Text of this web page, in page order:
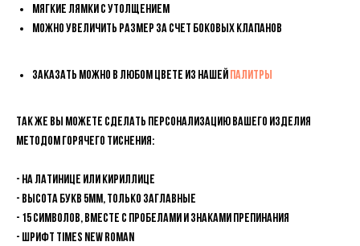
Мягкие лямки с утолщением
Можно увеличить размер за счет боковых клапанов
Заказать можно в любом цвете из нашей палитры
Так же вы можете сделать персонализацию вашего изделия
методом горячего тиснения:
- На латинице или кириллице
- Высота букв 5мм, только ЗАГЛАВНЫЕ
- 15 символов, вместе с пробелами и знаками препинания
- Шрифт Times new Roman